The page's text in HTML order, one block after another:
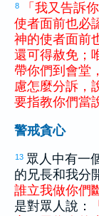
8 「 我又告訴
使者面前也必
神的使者面前
還可得赦免 ；
帶你們到 會堂 ，
慮怎麼分訴 ，
要指教你們當
警戒貪心
13 眾人中有一
的兄長和我分
誰立我做你們
是對眾人說：
「